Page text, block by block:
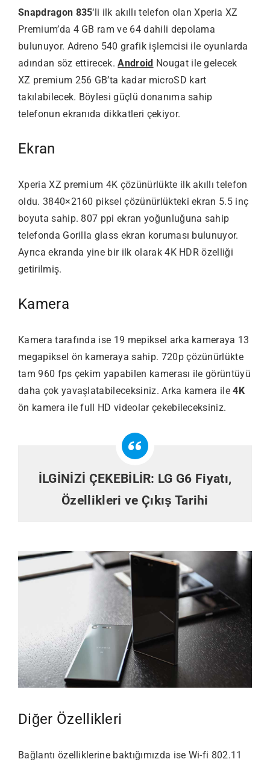
Snapdragon 835‘li ilk akıllı telefon olan Xperia XZ
Premium’da 4 GB ram ve 64 dahili depolama
bulunuyor. Adreno 540 grafik işlemcisi ile oyunlarda
adından söz ettirecek.Android Nougat ile gelecek
XZ premium 256 GB’ta kadar microSD kart
takılabilecek. Böylesi güçlü donanıma sahip
telefonun ekranıda dikkatleri çekiyor.
Ekran
Xperia XZ premium 4K çözünürlükte ilk akıllı telefon
oldu. 3840×2160 piksel çözünürlükteki ekran 5.5 inç
boyuta sahip. 807 ppi ekran yoğunluğuna sahip
telefonda Gorilla glass ekran koruması bulunuyor.
Ayrıca ekranda yine bir ilk olarak 4K HDR özelliği
getirilmiş.
Kamera
Kamera tarafında ise 19 mepiksel arka kameraya 13
megapiksel ön kameraya sahip. 720p çözünürlükte
tam 960 fps çekim yapabilen kamerası ile görüntüyü
daha çok yavaşlatabileceksiniz. Arka kamera ile4K
ön kamera ile full HD videolar çekebileceksiniz.
İLGİNİZİ ÇEKEBİLİR: LG G6 Fiyatı,
Özellikleri ve Çıkış Tarihi
Diğer Özellikleri
Bağlantı özelliklerine baktığımızda ise Wi-fi 802.11